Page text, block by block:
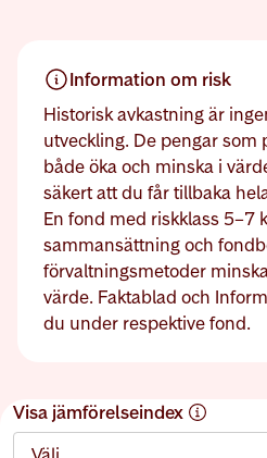
Information om risk
Historisk avkastning är
utveckling. De pengar som
både öka och minska i
säkert att du får tillbaka
En fond med riskklass 5–7
sammansättning och
förvaltningsmetoder
värde. Faktablad och
du under respektive fond.
Visa jämförelseindex